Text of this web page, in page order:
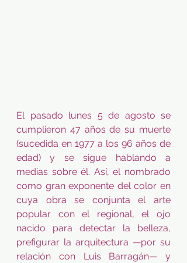
El pasado lunes 5 de agosto se
cumplieron 47 años de su muerte
(sucedida en 1977 a los 96 años de
edad) y se sigue hablando a
medias sobre él. Así, el nombrado
como gran exponente del color en
cuya obra se conjunta el arte
popular con el regional, el ojo
nacido para detectar la belleza,
prefigurar la arquitectura —por su
relación con Luis Barragán— y